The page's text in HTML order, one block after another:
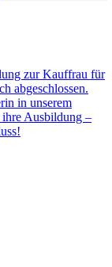
zur Kauffrau für
abgeschlossen.
in unserem
ihre Ausbildung –